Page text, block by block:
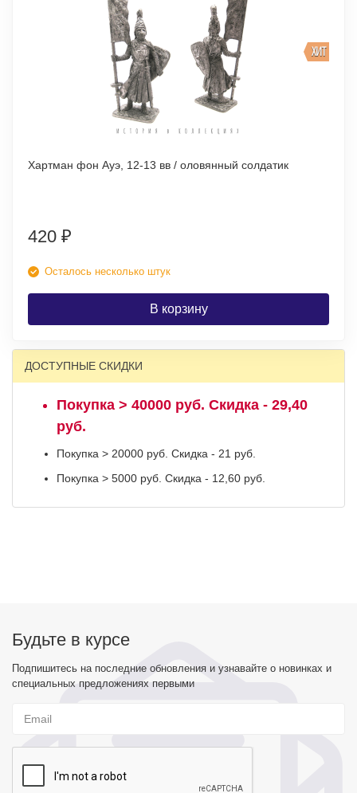
ХИТ
Хартман фон Ауэ, 12-13 вв / оловянный солдатик
420 ₽
Осталось несколько штук
В корзину
ДОСТУПНЫЕ СКИДКИ
Покупка > 40000 руб. Скидка - 29,40
руб.
Покупка > 20000 руб. Скидка - 21 руб.
Покупка > 5000 руб. Скидка - 12,60 руб.
Будьте в курсе
Подпишитесь на последние обновления и узнавайте о новинках и
специальных предложениях первыми